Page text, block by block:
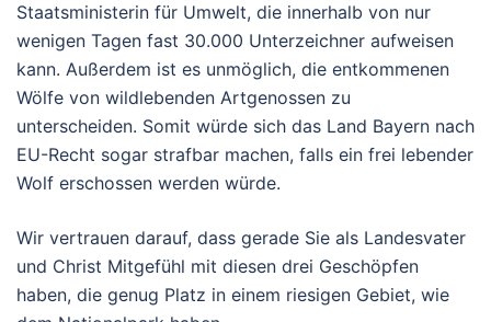
Staatsministerin für Umwelt, die innerhalb von nur
wenigen Tagen fast 30.000 Unterzeichner aufweisen
kann. Außerdem ist es unmöglich, die entkommenen
Wölfe von wildlebenden Artgenossen zu
unterscheiden. Somit würde sich das Land Bayern nach
EU-Recht sogar strafbar machen, falls ein frei lebender
Wolf erschossen werden würde.
Wir vertrauen darauf, dass gerade Sie als Landesvater
und Christ Mitgefühl mit diesen drei Geschöpfen
haben, die genug Platz in einem riesigen Gebiet, wie